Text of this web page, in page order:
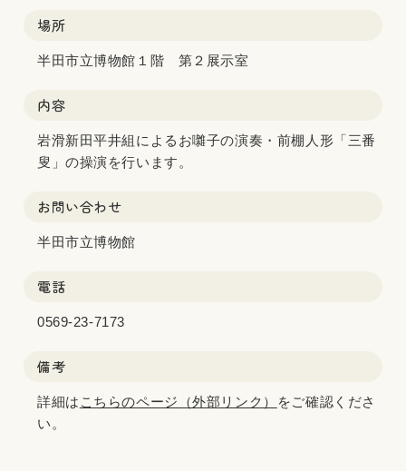
場所
半田市立博物館１階 第２展示室
内容
岩滑新田平井組によるお囃子の演奏・前棚人形「三番
叟」の操演を行います。
お問い合わせ
半田市立博物館
電話
0569-23-7173
備考
詳細は こちらのページ（外部リンク）
をご確認くださ
い。